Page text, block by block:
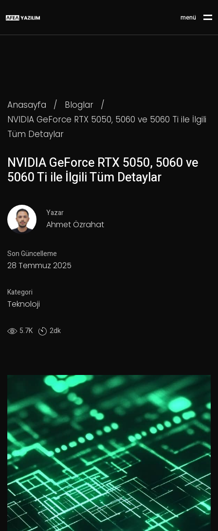
menü
Anasayfa / Bloglar
/
NVIDIA GeForce RTX 5050, 5060 ve 5060 Ti ile İlgili
Tüm Detaylar
NVIDIA GeForce RTX 5050, 5060 ve
5060 Ti ile İlgili Tüm Detaylar
Yazar
Ahmet Özrahat
Son Güncelleme
28 Temmuz 2025
Kategori
Teknoloji
5.7K 2dk